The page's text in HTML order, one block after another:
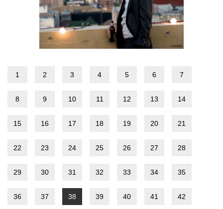
1 2 3 4 5 6 7
8 9 10 11 12 13 14
15 16 17 18 19 20 21
22 23 24 25 26 27 28
29 30 31 32 33 34 35
36 37 38 39 40 41 42